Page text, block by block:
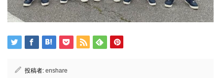
投稿者: enshare